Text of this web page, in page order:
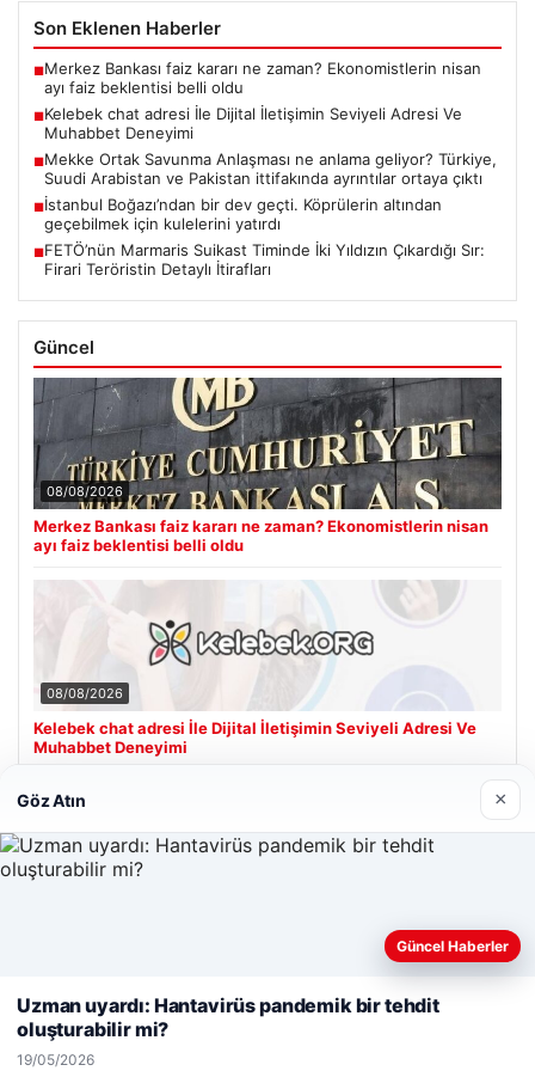
Son Eklenen Haberler
■Merkez Bankası faiz kararı ne zaman? Ekonomistlerin nisan
ayı faiz beklentisi belli oldu
■Kelebek chat adresi İle Dijital İletişimin Seviyeli Adresi Ve
Muhabbet Deneyimi
■Mekke Ortak Savunma Anlaşması ne anlama geliyor? Türkiye,
Suudi Arabistan ve Pakistan ittifakında ayrıntılar ortaya çıktı
■İstanbul Boğazı’ndan bir dev geçti. Köprülerin altından
geçebilmek için kulelerini yatırdı
■FETÖ’nün Marmaris Suikast Timinde İki Yıldızın Çıkardığı Sır:
Firari Teröristin Detaylı İtirafları
Güncel
08/08/2026
Merkez Bankası faiz kararı ne zaman? Ekonomistlerin nisan
ayı faiz beklentisi belli oldu
08/08/2026
Kelebek chat adresi İle Dijital İletişimin Seviyeli Adresi Ve
Muhabbet Deneyimi
Son Eklenen Firmalar
Web sitemizi nasıl kullandığınızı daha iyi anlayabilmek,
kullanıyoruz.Çerez Politikamız
Reddet
Göz Atın ×
Güncel Haberler
Uzman uyardı: Hantavirüs pandemik bir tehdit
oluşturabilir mi?
19/05/2026